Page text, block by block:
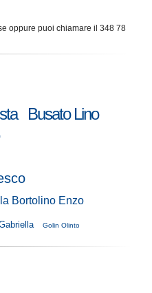
oppure puoi chiamare il 348 78
Busato Lino
Bortolino Enzo
Golin Olinto